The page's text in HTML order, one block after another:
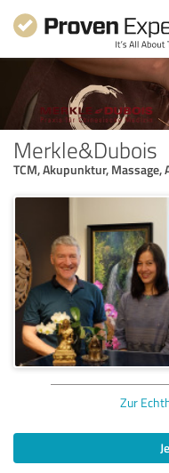
Merkle&Dubois
TCM, Akupunktur,
Zur